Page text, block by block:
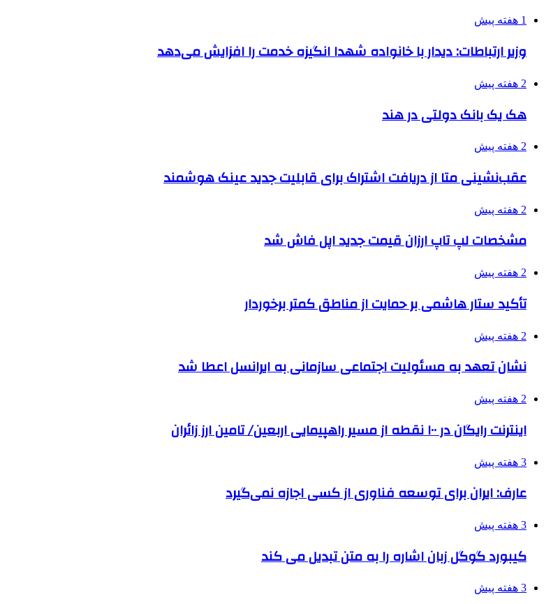
1 هفته پیش
وزیر ارتباطات: دیدار با خانواده شهدا انگیزه خدمت را افزایش می‌دهد
2 هفته پیش
هک یک بانک دولتی در هند
2 هفته پیش
عقب‌نشینی متا از دریافت اشتراک برای قابلیت جدید عینک هوشمند
2 هفته پیش
مشخصات لپ تاپ ارزان قیمت جدید اپل فاش شد
2 هفته پیش
تأکید ستار هاشمی بر حمایت از مناطق کمتر برخوردار
2 هفته پیش
نشان تعهد به مسئولیت اجتماعی سازمانی به ایرانسل اعطا شد
2 هفته پیش
اینترنت رایگان در ۱۰۰ نقطه از مسیر راهپیمایی اربعین/ تامین ارز زائران
3 هفته پیش
عارف: ایران برای توسعه فناوری از کسی اجازه نمی‌گیرد
3 هفته پیش
کیبورد گوگل زبان اشاره را به متن تبدیل می کند
3 هفته پیش